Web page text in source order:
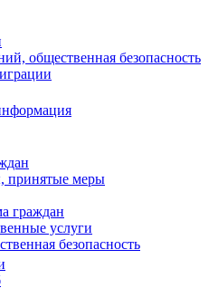
общественная безопасность
принятые меры
граждан
услуги
безопасность